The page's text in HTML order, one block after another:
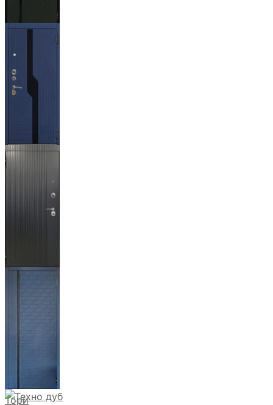
Бистури
фортеза
Тори